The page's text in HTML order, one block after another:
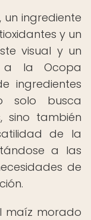
ingrediente
y un
visual y un
a la Ocopa
ingredientes
solo busca
sino también
de la
a las
de
maíz morado